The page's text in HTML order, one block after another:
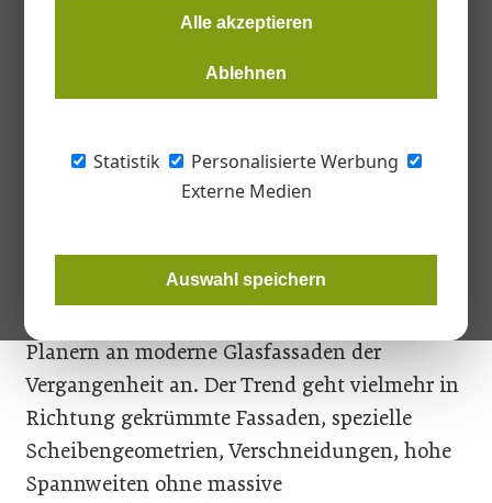
Alle akzeptieren
Ablehnen
Statistik
Personalisierte Werbung
Externe Medien
Auswahl speichern
Zukunftsfähige Glasfassaden müssen vielerlei Anforderungen
Sonnenschutz, immer größere Formate, wachsende statische
Traglasten, komplexe Geometrien – und das am besten
innovative Lösungen moderner Fassadentechnik angesehen.
herkömmliche Pfosten-Riegel-Konstruktionen
und simple Glasflächen gehören im
Planern an moderne Glasfassaden der
Vergangenheit an. Der Trend geht vielmehr in
Richtung gekrümmte Fassaden, spezielle
Scheibengeometrien, Verschneidungen, hohe
Spannweiten ohne massive